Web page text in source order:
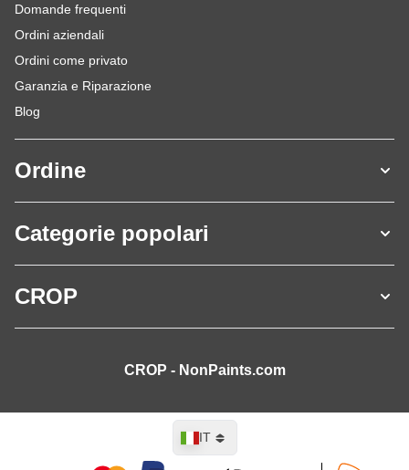
Domande frequenti
Ordini aziendali
Ordini come privato
Garanzia e Riparazione
Blog
Ordine
Categorie popolari
CROP
CROP - NonPaints.com
Lingua
IT